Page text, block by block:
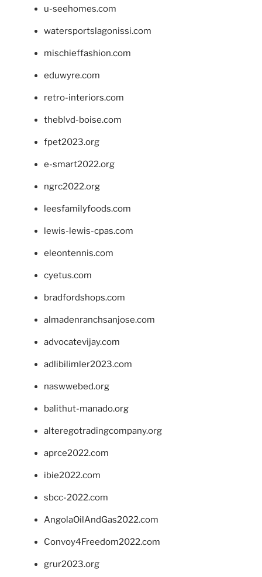
u-seehomes.com
watersportslagonissi.com
mischieffashion.com
eduwyre.com
retro-interiors.com
theblvd-boise.com
fpet2023.org
e-smart2022.org
ngrc2022.org
leesfamilyfoods.com
lewis-lewis-cpas.com
eleontennis.com
cyetus.com
bradfordshops.com
almadenranchsanjose.com
advocatevijay.com
adlibilimler2023.com
naswwebed.org
balithut-manado.org
alteregotradingcompany.org
aprce2022.com
ibie2022.com
sbcc-2022.com
AngolaOilAndGas2022.com
Convoy4Freedom2022.com
grur2023.org